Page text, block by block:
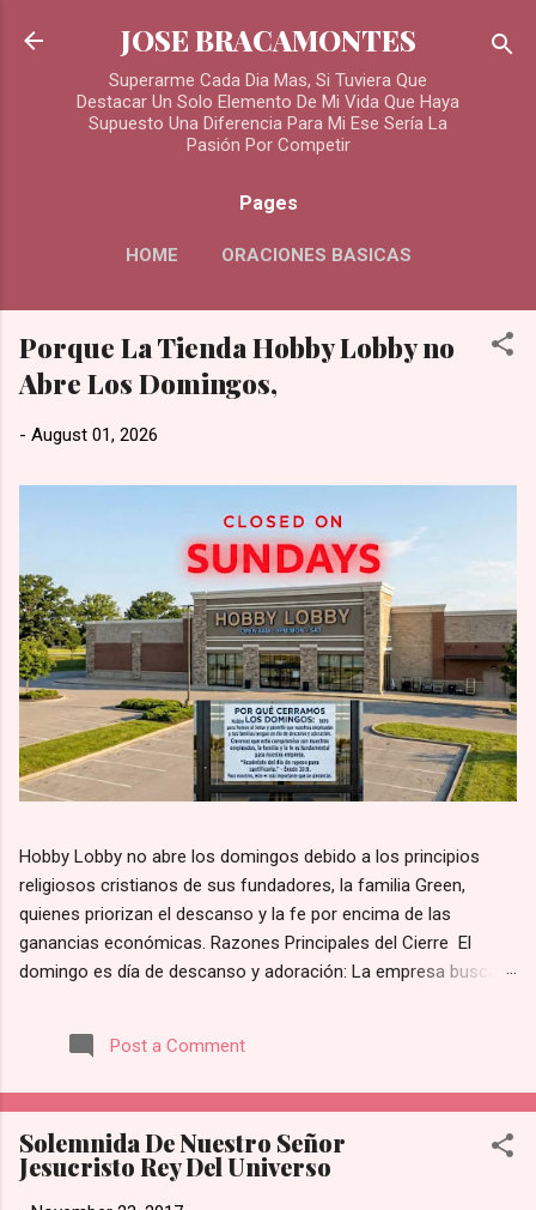
Skip to main content
JOSE BRACAMONTES
Superarme Cada Dia Mas, Si Tuviera Que
Destacar Un Solo Elemento De Mi Vida Que Haya
Supuesto Una Diferencia Para Mi Ese Sería La
Pasión Por Competir
Pages
HOME ORACIONES BASICAS
MORE…
ORACIONES PARA LOS DIFUNTOS
Porque La Tienda Hobby Lobby no
Abre Los Domingos,
- August 01, 2026
Hobby Lobby no abre los domingos debido a los principios
religiosos cristianos de sus fundadores, la familia Green,
quienes priorizan el descanso y la fe por encima de las
ganancias económicas. Razones Principales del Cierre El
domingo es día de descanso y adoración: La empresa busca
Según su página web, la razón por la que Hobby Lobby cierra
los domingos es para “darles a nuestros empleados y clientes
publicado en su sección de Preguntas Frecuentes de Hobby
Lobby. Prioridad Sobre las Ganancias: La directiva reconoce
que esta medida representa una pérdida financiera sustancial
al no operar en un día de altas ventas. Sin embargo, sostienen
Post a Comment
Solemnida De Nuestro Señor
Jesucristo Rey Del Universo